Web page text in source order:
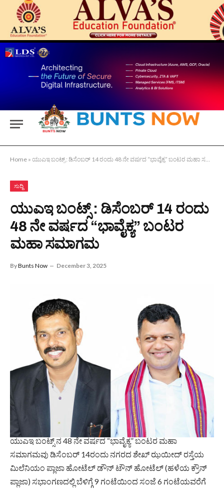
Home » ಯುಎಇ ಬಂಟ್ಸ್ : ಡಿಸೆಂಬರ್ 14 ರಂದು 48 ನೇ ವರ್ಷದ “ಭಾವೈಕ್ಯ” ಬಂಟರ ಮಹಾ ಸಮಾಗಮ
ಸುದ್ದಿ
ಯುಎಇ ಬಂಟ್ಸ್ : ಡಿಸೆಂಬರ್ 14 ರಂದು
48 ನೇ ವರ್ಷದ “ಭಾವೈಕ್ಯ” ಬಂಟರ
ಮಹಾ ಸಮಾಗಮ
ByBunts Now December 3, 2025
ಯುಎಇ ಬಂಟ್ಸ್ ನ 48 ನೇ ವರ್ಷದ “ಭಾವೈಕ್ಯ” ಬಂಟರ ಮಹಾ
ಸಮಾಗಮವು ಡಿಸೆಂಬರ್ 14ರಂದು ನಗರದ ಶೇಖ್ ಝಯೀದ್ ರಸ್ತೆಯ
ಮಿಲೆನಿಯಂ ಪ್ಲಾಜಾ ಹೋಟೆಲ್ ಡೌನ್ ಟೌನ್ ಹೋಟೆಲ್ (ಹಳೆಯ ಕ್ರೌನ್
ಪ್ಲಾಜಾ) ಸಭಾಂಗಣದಲ್ಲಿ ಬೆಳಿಗ್ಗೆ 9 ಗಂಟೆಯಿಂದ ಸಂಜೆ 6 ಗಂಟೆಯವರೆಗೆ